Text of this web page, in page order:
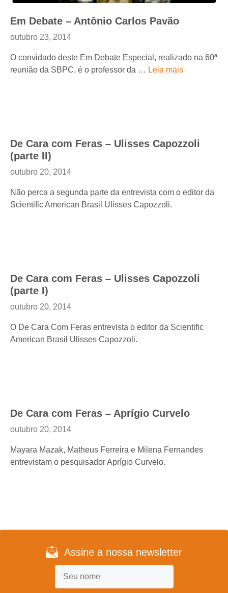
Em Debate – Antônio Carlos Pavão
outubro 23, 2014
O convidado deste Em Debate Especial, realizado na 60ª
reunião da SBPC, é o professor da … Leia mais
De Cara com Feras – Ulisses Capozzoli
(parte II)
outubro 20, 2014
Não perca a segunda parte da entrevista com o editor da
Scientific American Brasil Ulisses Capozzoli.
De Cara com Feras – Ulisses Capozzoli
(parte I)
outubro 20, 2014
O De Cara Com Feras entrevista o editor da Scientific
American Brasil Ulisses Capozzoli.
De Cara com Feras – Aprígio Curvelo
outubro 20, 2014
Mayara Mazak, Matheus Ferreira e Milena Fernandes
entrevistam o pesquisador Aprígio Curvelo.
Assine a nossa newsletter